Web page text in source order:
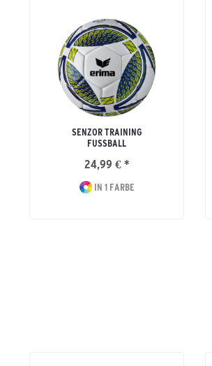
SENZOR TRAINING
FUSSBALL
24,99 € *
IN 1 FARBE